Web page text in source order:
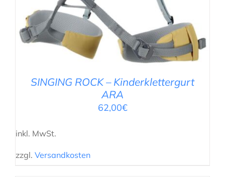
SINGING ROCK – Kinderklettergurt
ARA
62,00€
inkl. MwSt.
zzgl. Versandkosten